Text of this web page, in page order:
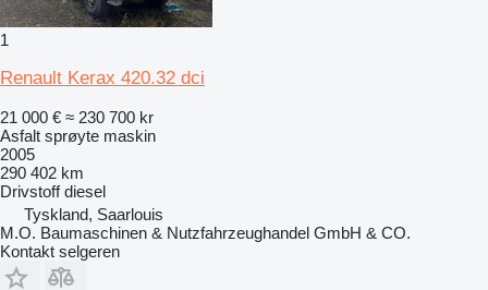
1
Renault Kerax 420.32 dci
21 000 € ≈ 230 700 kr
Asfalt sprøyte maskin
2005
290 402 km
Drivstoff diesel
Tyskland, Saarlouis
M.O. Baumaschinen & Nutzfahrzeughandel GmbH & CO.
Kontakt selgeren